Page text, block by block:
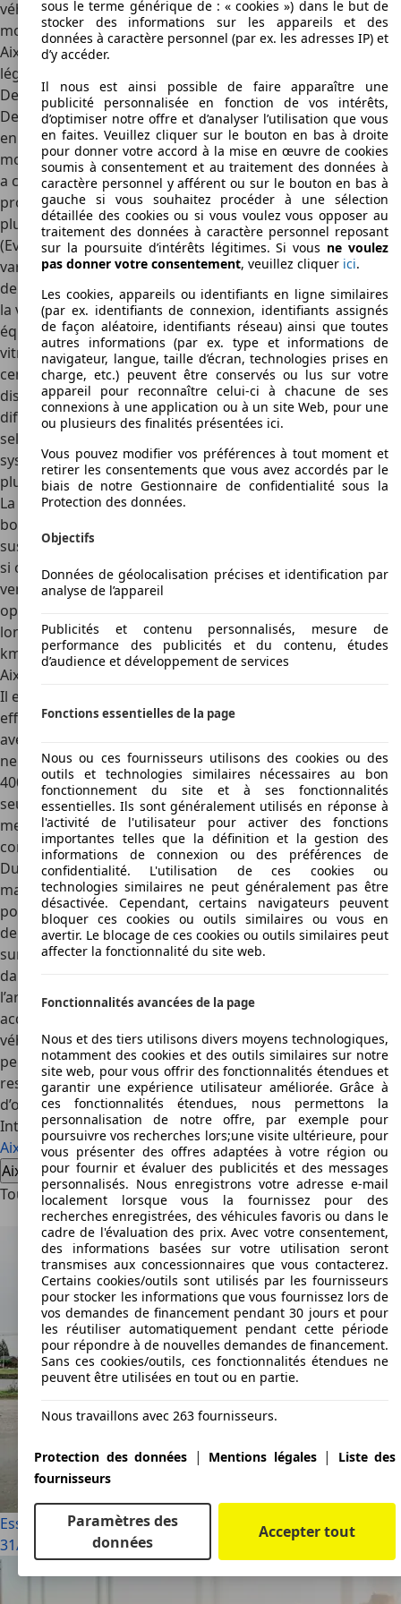
véhicule, il peut aisément dépasser les 100 000 km. Sur les
modèles équivalents de la marque qui ont succédé à la
Aixam 400, comme la City ou la Crossline, le constructeur a
légèrement augmenté la cylindrée pour passer à 479 cm3.
Des équipements comparables aux voitures classiques
De 1985 jusqu’à 1996, il y avait peu de modèles différents
en vente, seulement la Aixam 400 et la 400i, avec un
moteur diesel. A partir de 1997 et jusqu’en 2004, la marque
a cherché à diversifier ses modèles, en créant une gamme
proposant des variantes de la Aixam 400, correspondant à
plusieurs niveaux d’équipement : les versions 400E
(Evolution), 400L (Luxe) et 400SL (Super Luxe), reflétant les
variations d’équipements. Le toit ouvrant manuel, les feux
de brouillard arrière et la direction assistée sont réservés à
la version Super Luxe (SL), tandis que de nombreux
équipements sont présents sur la plupart des versions :
vitres électriques, rétroviseurs électriques, fermeture
centralisée. Le radar de recul ou les jantes alu sont
disponibles déjà sur le modèle intermédiaire. A l’intérieur,
différentes matières revêtent les confortables fauteuils
selon les modèles : tissu uni, similicuir ou cuir. Seul le
système audio (autoradio CD ou mp3 pour les véhicules les
plus récents) était en option sur les voiturettes neuves.
La Aixam 400 bénéficie d’une bonne tenue de route, d’un
bon châssis avec peu de roulis malgré sa petite taille, les
suspensions sont plutôt fermes, mais rien de rédhibitoire
si on compare avec l’ensemble des voitures sans permis à
vendre. La direction est confortable, l’habitabilité est bien
optimisée pour une voiture de cette taille (moins de 3 m de
long). Le réservoir de 16 l permet de parcourir 200 à 300
km sereinement.
Aixam mise sur la sécurité de ses voitures
Il est à noter que l’homologation des voitures Aixam a été
effectuée sur la base de normes automobiles classiques,
avec notamment la réalisation de crash tests, bien que cela
ne soit pas imposé par la législation en vigueur. La Aixam
400 ne déroge bien sûr pas à la règle. Aixam est d’ailleurs la
seule marque de voitures sans permis qui ait choisi de
mettre un tel accent sur la sécurité, et ceci de façon
constante depuis 1988.
Du fait de l’augmentation du niveau de sécurité routière,
mais sans doute également d’un effet de mode, la
popularité des voitures sans permis en général ne cesse
de progresser, de 10% en moyenne par an. Il n’est donc pas
surprenant de continuer à voir de nombreuses Aixam 400
dans les annonces de voitures d’occasion à vendre malgré
l’arrêt de sa production, compte tenu de sa popularité
acquise à juste titre au fil de plusieurs décennies. Ce
véhicule conviendra aux conducteurs de voitures sans
permis ayant un budget modeste, les Aixam 400 d’occasion
restant très fréquentes sur le marché français de la voiture
d’occasion.
Intéressé par l'Aixam 400
Aixam 400 voiture d'occasionAixam 400 nouvelle voiture
Aixam 400 offres concessionnaire
Tous les articles
Essai : MG Cyberster, joyeux anniversaire ! (2024)
31/12/2024
1 min lus
sous le terme générique de : « cookies ») dans le but de
stocker des informations sur les appareils et des
données à caractère personnel (par ex. les adresses IP) et
d’y accéder.
Il nous est ainsi possible de faire apparaître une
publicité personnalisée en fonction de vos intérêts,
d’optimiser notre offre et d’analyser l’utilisation que vous
en faites. Veuillez cliquer sur le bouton en bas à droite
pour donner votre accord à la mise en œuvre de cookies
soumis à consentement et au traitement des données à
caractère personnel y afférent ou sur le bouton en bas à
gauche si vous souhaitez procéder à une sélection
détaillée des cookies ou si vous voulez vous opposer au
traitement des données à caractère personnel reposant
sur la poursuite d’intérêts légitimes. Si vous ne voulez
pas donner votre consentement, veuillez cliquer ici.
Les cookies, appareils ou identifiants en ligne similaires
(par ex. identifiants de connexion, identifiants assignés
de façon aléatoire, identifiants réseau) ainsi que toutes
autres informations (par ex. type et informations de
navigateur, langue, taille d’écran, technologies prises en
charge, etc.) peuvent être conservés ou lus sur votre
appareil pour reconnaître celui-ci à chacune de ses
connexions à une application ou à un site Web, pour une
ou plusieurs des finalités présentées ici.
Vous pouvez modifier vos préférences à tout moment et
retirer les consentements que vous avez accordés par le
biais de notre Gestionnaire de confidentialité sous la
Protection des données.
Objectifs
Données de géolocalisation précises et identification par
analyse de l’appareil
Publicités et contenu personnalisés, mesure de
performance des publicités et du contenu, études
d’audience et développement de services
Fonctions essentielles de la page
Nous ou ces fournisseurs utilisons des cookies ou des
outils et technologies similaires nécessaires au bon
fonctionnement du site et à ses fonctionnalités
essentielles. Ils sont généralement utilisés en réponse à
l'activité de l'utilisateur pour activer des fonctions
importantes telles que la définition et la gestion des
informations de connexion ou des préférences de
confidentialité. L'utilisation de ces cookies ou
technologies similaires ne peut généralement pas être
désactivée. Cependant, certains navigateurs peuvent
bloquer ces cookies ou outils similaires ou vous en
avertir. Le blocage de ces cookies ou outils similaires peut
affecter la fonctionnalité du site web.
Fonctionnalités avancées de la page
Nous et des tiers utilisons divers moyens technologiques,
notamment des cookies et des outils similaires sur notre
site web, pour vous offrir des fonctionnalités étendues et
garantir une expérience utilisateur améliorée. Grâce à
ces fonctionnalités étendues, nous permettons la
personnalisation de notre offre, par exemple pour
poursuivre vos recherches lors;une visite ultérieure, pour
vous présenter des offres adaptées à votre région ou
pour fournir et évaluer des publicités et des messages
personnalisés. Nous enregistrons votre adresse e-mail
localement lorsque vous la fournissez pour des
recherches enregistrées, des véhicules favoris ou dans le
cadre de l'évaluation des prix. Avec votre consentement,
des informations basées sur votre utilisation seront
transmises aux concessionnaires que vous contacterez.
Certains cookies/outils sont utilisés par les fournisseurs
pour stocker les informations que vous fournissez lors de
vos demandes de financement pendant 30 jours et pour
les réutiliser automatiquement pendant cette période
pour répondre à de nouvelles demandes de financement.
Sans ces cookies/outils, ces fonctionnalités étendues ne
peuvent être utilisées en tout ou en partie.
Nous travaillons avec 263 fournisseurs.
Protection des données | Mentions légales|
Liste des
fournisseurs
Paramètres des
données
Accepter tout